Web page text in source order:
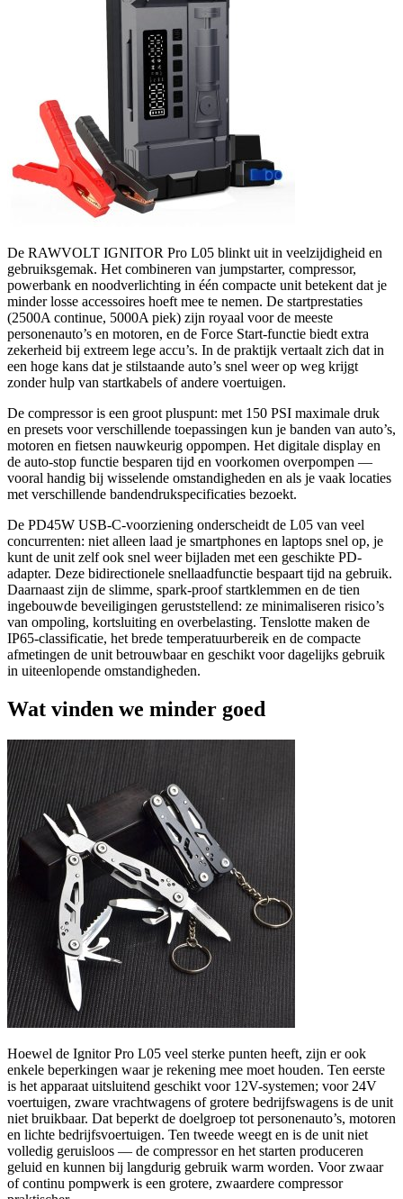
De RAWVOLT IGNITOR Pro L05 blinkt uit in veelzijdigheid en
gebruiksgemak. Het combineren van jumpstarter, compressor,
powerbank en noodverlichting in één compacte unit betekent dat je
minder losse accessoires hoeft mee te nemen. De startprestaties
(2500A continue, 5000A piek) zijn royaal voor de meeste
personenauto’s en motoren, en de Force Start-functie biedt extra
zekerheid bij extreem lege accu’s. In de praktijk vertaalt zich dat in
een hoge kans dat je stilstaande auto’s snel weer op weg krijgt
zonder hulp van startkabels of andere voertuigen.
De compressor is een groot pluspunt: met 150 PSI maximale druk
en presets voor verschillende toepassingen kun je banden van auto’s,
motoren en fietsen nauwkeurig oppompen. Het digitale display en
de auto-stop functie besparen tijd en voorkomen overpompen —
vooral handig bij wisselende omstandigheden en als je vaak locaties
met verschillende bandendrukspecificaties bezoekt.
De PD45W USB-C-voorziening onderscheidt de L05 van veel
concurrenten: niet alleen laad je smartphones en laptops snel op, je
kunt de unit zelf ook snel weer bijladen met een geschikte PD-
adapter. Deze bidirectionele snellaadfunctie bespaart tijd na gebruik.
Daarnaast zijn de slimme, spark-proof startklemmen en de tien
ingebouwde beveiligingen geruststellend: ze minimaliseren risico’s
van ompoling, kortsluiting en overbelasting. Tenslotte maken de
IP65-classificatie, het brede temperatuurbereik en de compacte
afmetingen de unit betrouwbaar en geschikt voor dagelijks gebruik
in uiteenlopende omstandigheden.
Wat vinden we minder goed
Hoewel de Ignitor Pro L05 veel sterke punten heeft, zijn er ook
enkele beperkingen waar je rekening mee moet houden. Ten eerste
is het apparaat uitsluitend geschikt voor 12V-systemen; voor 24V
voertuigen, zware vrachtwagens of grotere bedrijfswagens is de unit
niet bruikbaar. Dat beperkt de doelgroep tot personenauto’s, motoren
en lichte bedrijfsvoertuigen. Ten tweede weegt en is de unit niet
volledig geruisloos — de compressor en het starten produceren
geluid en kunnen bij langdurig gebruik warm worden. Voor zwaar
of continu pompwerk is een grotere, zwaardere compressor